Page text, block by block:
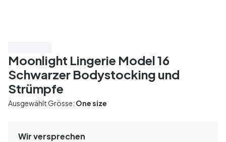
Moonlight Lingerie Model 16
Schwarzer Bodystocking und
Strümpfe
Ausgewählt Grösse: One size
Wir versprechen